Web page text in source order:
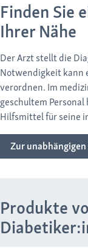
Finden Sie
Ihrer Nähe
Der Arzt stellt die
Notwendigkeit kann
verordnen. Im
geschultem
Hilfsmittel für seine
Zur
Produkte